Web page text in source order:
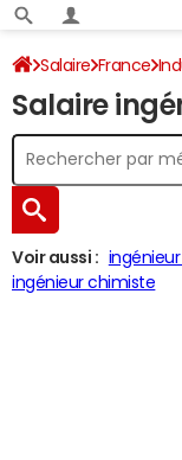
Salaire France
Salaire
Voir aussi :
ingénieur chimiste